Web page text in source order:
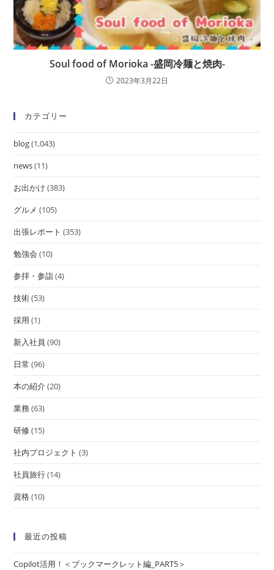
Soul food of Morioka -盛岡冷麺と焼肉-
2023年3月22日
カテゴリー
blog(1,043)
news(11)
お出かけ (383)
グルメ (105)
出張レポート (353)
勉強会 (10)
参拝・参詣(4)
技術(53)
採用 (1)
新入社員 (90)
日常 (96)
本の紹介(20)
業務(63)
研修(15)
社内プロジェクト (3)
社員旅行(14)
資格(10)
最近の投稿
Copilot活用！＜ブックマークレット編_PART5＞